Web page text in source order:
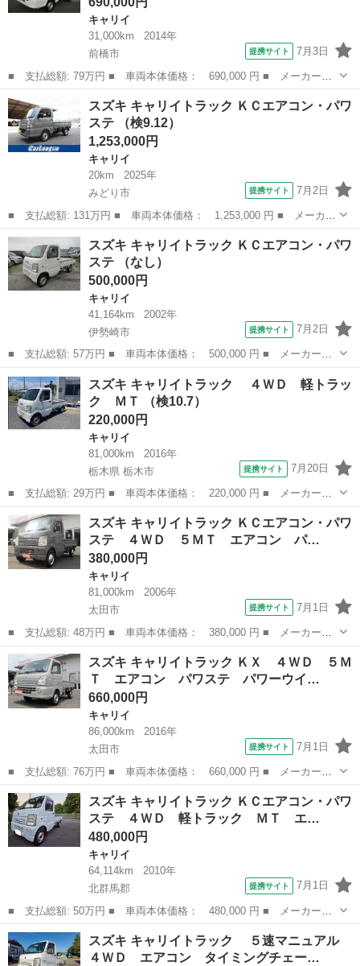
キャリイ
31,000km
2014年
前橋市
提携サイト 7月3日
■ 支払総額: 79万円 ■ 車両本体価格： 690,000 円 ■ メーカー
名： スズキ ■ 車種名： キャリイトラック ■ グレード名： Ｋ
Ｃエアコン・パワステ ４ＷＤ エアバッグ ５速マニュアル ■ 排
気量： 660...
群馬 キャリイ
スズキ キャリイトラック ＫＣエアコン・パワ
ステ （検9.12）
1,253,000円
キャリイ
20km
2025年
みどり市
提携サイト 7月2日
■ 支払総額: 131万円 ■ 車両本体価格： 1,253,000 円 ■ メーカー
名： スズキ ■ 車種名： キャリイトラック ■ グレード名： Ｋ
Ｃエアコン・パワステ ■ 排気量： 660cc ■ ドア枚数： 2D ■...
群馬 みどり市 キャリイ
スズキ キャリイトラック ＫＣエアコン・パワ
ステ （なし）
500,000円
キャリイ
41,164km
2002年
伊勢崎市
提携サイト 7月2日
■ 支払総額: 57万円 ■ 車両本体価格： 500,000 円 ■ メーカー
名： スズキ ■ 車種名： キャリイトラック ■ グレード名： Ｋ
Ｃエアコン・パワステ ■ 排気量： 660cc ■ ドア枚数： 2D ■ ミ
ッ...
群馬 伊勢崎市 キャリイ
スズキ キャリイトラック ４ＷＤ 軽トラッ
ク ＭＴ （検10.7）
220,000円
キャリイ
81,000km
2016年
栃木県 栃木市
提携サイト 7月20日
■ 支払総額: 29万円 ■ 車両本体価格： 220,000 円 ■ メーカー
名： スズキ ■ 車種名： キャリイトラック ■ グレード名：
４ＷＤ 軽トラック ＭＴ ■ 排気量： 660cc ■ ドア枚数： 2D
■ ...
栃木 栃木市 キャリイ
スズキ キャリイトラック ＫＣエアコン・パワ
ステ ４ＷＤ ５ＭＴ エアコン パ…
380,000円
キャリイ
81,000km
2006年
太田市
提携サイト 7月1日
■ 支払総額: 48万円 ■ 車両本体価格： 380,000 円 ■ メーカー
名： スズキ ■ 車種名： キャリイトラック ■ グレード名： Ｋ
Ｃエアコン・パワステ ４ＷＤ ５ＭＴ エアコン パワステ 新品
１２インチベンプ...
群馬 太田市 キャリイ
スズキ キャリイトラック ＫＸ ４ＷＤ ５Ｍ
Ｔ エアコン パワステ パワーウイ…
660,000円
キャリイ
86,000km
2016年
太田市
提携サイト 7月1日
■ 支払総額: 76万円 ■ 車両本体価格： 660,000 円 ■ メーカー
名： スズキ ■ 車種名： キャリイトラック ■ グレード名： Ｋ
Ｘ ４ＷＤ ５ＭＴ エアコン パワステ パワーウインドウ キー
レス フォグラン...
群馬 太田市 キャリイ
スズキ キャリイトラック ＫＣエアコン・パワ
ステ ４ＷＤ 軽トラック ＭＴ エ…
480,000円
キャリイ
64,114km
2010年
北群馬郡
提携サイト 7月1日
■ 支払総額: 50万円 ■ 車両本体価格： 480,000 円 ■ メーカー
名： スズキ ■ 車種名： キャリイトラック ■ グレード名： Ｋ
Ｃエアコン・パワステ ４ＷＤ 軽トラック ＭＴ エアコン パワ
ーステアリング ...
群馬 北群馬郡 キャリイ
スズキ キャリイトラック ５速マニュアル
４ＷＤ エアコン タイミングチェー…